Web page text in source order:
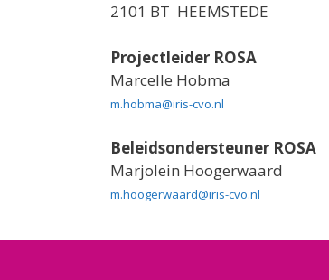
2101 BT HEEMSTEDE
Projectleider ROSA
Marcelle Hobma
m.hobma@iris-cvo.nl
Beleidsondersteuner ROSA
Marjolein Hoogerwaard
m.hoogerwaard@iris-cvo.nl